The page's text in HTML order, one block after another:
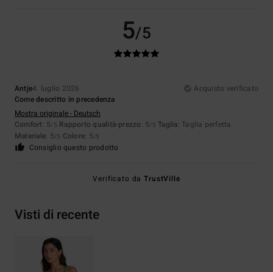
5/5
Antje4. luglio 2026
Acquisto verificato
Come descritto in precedenza
Mostra originale - Deutsch
Comfort: 5/5 Rapporto qualità-prezzo: 5/5 Taglia: Taglia perfetta
Materiale: 5/5 Colore: 5/5
Consiglio questo prodotto
Verificato daTrustVille
Visti di recente